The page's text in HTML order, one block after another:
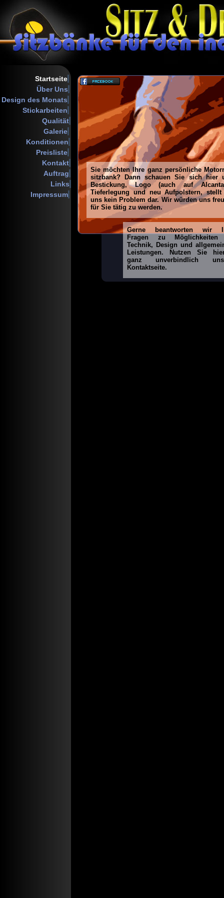
Startseite
Über Uns
Design des Monats
Stickarbeiten
Qualität
Galerie
Konditionen
Preisliste
Kontakt
Auftrag
Links
Impressum